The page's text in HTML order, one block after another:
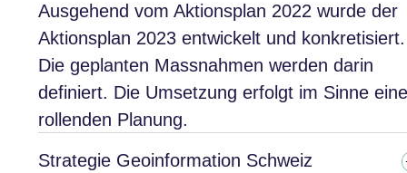
Ausgehend vom Aktionsplan 2022 wurde der
Aktionsplan 2023 entwickelt und konkretisiert.
Die geplanten Massnahmen werden darin
definiert. Die Umsetzung erfolgt im Sinne
rollenden Planung.
Strategie Geoinformation Schweiz